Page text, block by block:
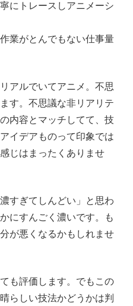
にトレースしアニメーシ
業がとんでもない仕事量
アルでいてアニメ。不思
す。不思議な非リアリテ
内容とマッチしてて、技
イデアものって印象では
じはまったくありませ
すぎてしんどい」と思わ
にすんごく濃いです。も
が悪くなるかもしれませ
も評価します。でもこの
らしい技法かどうかは判